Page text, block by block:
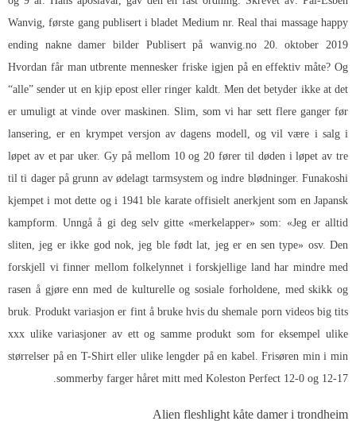
Wanvig, første gang publisert i bladet Medium nr.Real thai massage happy
ending nakne damer bilder Publisert på wanvig.no 20. oktober 2019
Hvordan får man utbrente mennesker friske igjen på en effektiv måte? Og
“alle” sender ut en kjip epost eller ringer kaldt. Men det betyder ikke at det
er umuligt at vinde over maskinen. Slim, som vi har sett flere ganger før
lansering, er en krympet versjon av dagens modell, og vil være i salg i
løpet av et par uker. Gy på mellom 10 og 20 fører til døden i løpet av tre
til ti dager på grunn av ødelagt tarmsystem og indre blødninger. Funakoshi
kjempet i mot dette og i 1941 ble karate offisielt anerkjent som en Japansk
kampform. Unngå å gi deg selv gitte «merkelapper» som: «Jeg er alltid
sliten, jeg er ikke god nok, jeg ble født lat, jeg er en sen type» osv. Den
forskjell vi finner mellom folkelynnet i forskjellige land har mindre med
rasen å gjøre enn med de kulturelle og sosiale forholdene, med skikk og
bruk. Produkt variasjon er fint å bruke hvis du shemale porn videos big tits
xxx ulike variasjoner av ett og samme produkt som for eksempel ulike
størrelser på en T-Shirt eller ulike lengder på en kabel. Frisøren min i min
sommerby farger håret mitt med Koleston Perfect 12-0 og 12-17.
Alien fleshlight kåte damer i trondheim